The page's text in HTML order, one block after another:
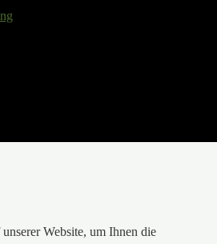
Website, um Ihnen die